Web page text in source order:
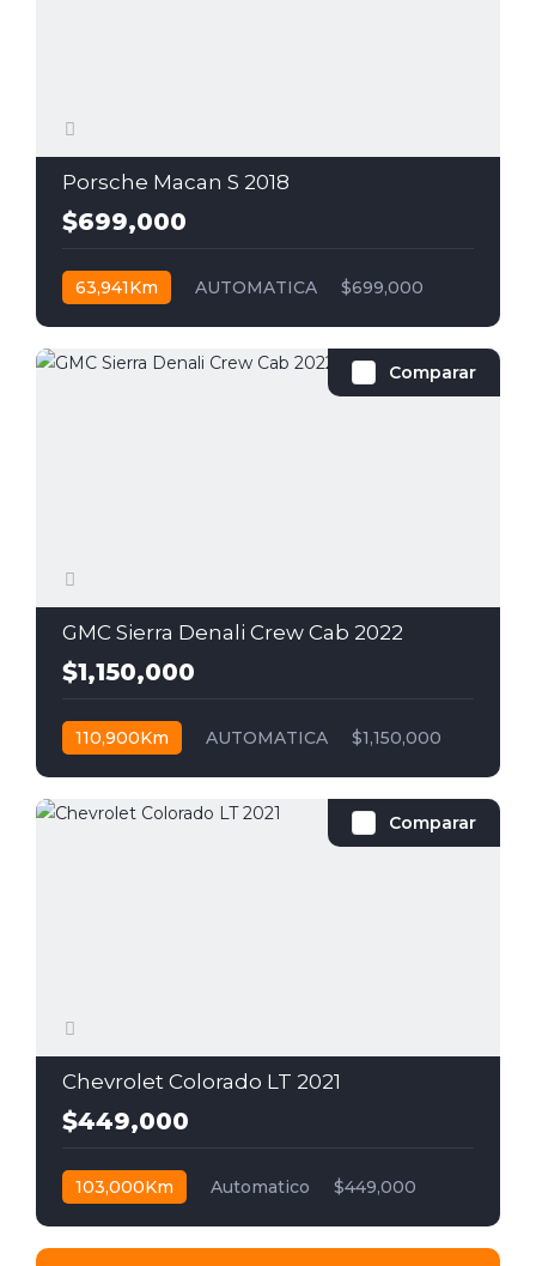
Porsche Macan S 2018
$699,000
63,941Km AUTOMATICA $699,000
Comparar
GMC Sierra Denali Crew Cab 2022
$1,150,000
110,900Km AUTOMATICA $1,150,000
Comparar
Chevrolet Colorado LT 2021
$449,000
103,000Km Automatico $449,000